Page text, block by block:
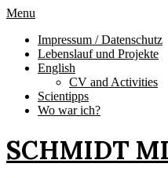
Skip
content
Primary
Menu
Menu
Impressum / Datenschutz
Lebenslauf und Projekte
English
CV and Activities
Scientipps
Wo war ich?
SCHMIDT